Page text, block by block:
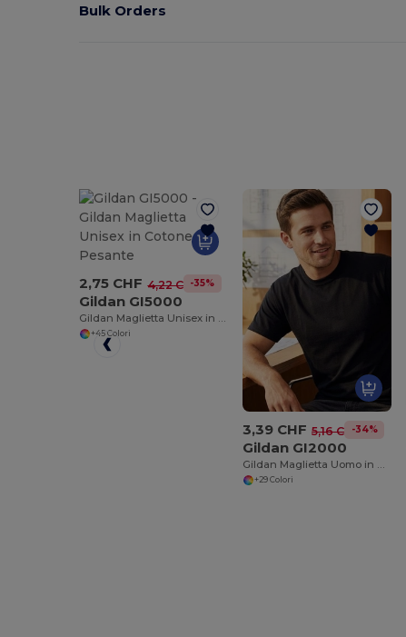
Bulk Orders
2,75 CHF 4,22 CHF-35%
Gildan GI5000
+45 Colori
3,39 CHF 5,16 CHF-34%
Gildan GI2000
Gildan Maglietta Uomo in Cotone Ultra Resistente
+29 Colori